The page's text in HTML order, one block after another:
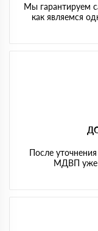
Мы гарантируем
как являемся
После
МДВП уже